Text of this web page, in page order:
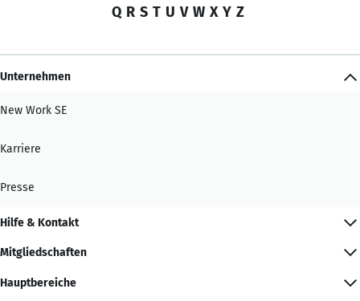
Q R S T U V W X Y Z
Unternehmen
New Work SE
Karriere
Presse
Hilfe & Kontakt
Mitgliedschaften
Hauptbereiche